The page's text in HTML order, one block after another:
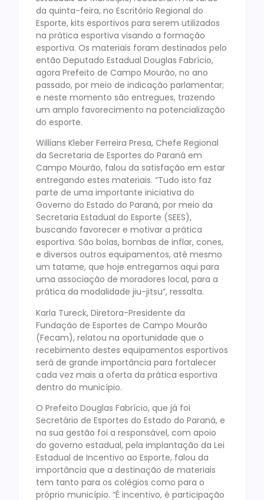
da quinta-feira, no Escritório Regional do
Esporte, kits esportivos para serem utilizados
na prática esportiva visando a formação
esportiva. Os materiais foram destinados pelo
então Deputado Estadual Douglas Fabrício,
agora Prefeito de Campo Mourão, no ano
passado, por meio de indicação parlamentar;
e neste momento são entregues, trazendo
um amplo favorecimento na potencialização
do esporte.
Willians Kleber Ferreira Presa, Chefe Regional
da Secretaria de Esportes do Paraná em
Campo Mourão, falou da satisfação em estar
entregando estes materiais. “Tudo isto faz
parte de uma importante iniciativa do
Governo do Estado do Paraná, por meio da
Secretaria Estadual do Esporte (SEES),
buscando favorecer e motivar a prática
esportiva. São bolas, bombas de inflar, cones,
e diversos outros equipamentos, até mesmo
um tatame, que hoje entregamos aqui para
uma associação de moradores local, para a
prática da modalidade jiu-jitsu”, ressalta.
Karla Tureck, Diretora-Presidente da
Fundação de Esportes de Campo Mourão
(Fecam), relatou na oportunidade que o
recebimento destes equipamentos esportivos
será de grande importância para fortalecer
cada vez mais a oferta da prática esportiva
dentro do município.
O Prefeito Douglas Fabrício, que já foi
Secretário de Esportes do Estado do Paraná, e
na sua gestão foi a responsável, com apoio
do governo estadual, pela implantação da Lei
Estadual de Incentivo ao Esporte, falou da
importância que a destinação de materiais
tem tanto para os colégios como para o
próprio município. “É incentivo, é participação